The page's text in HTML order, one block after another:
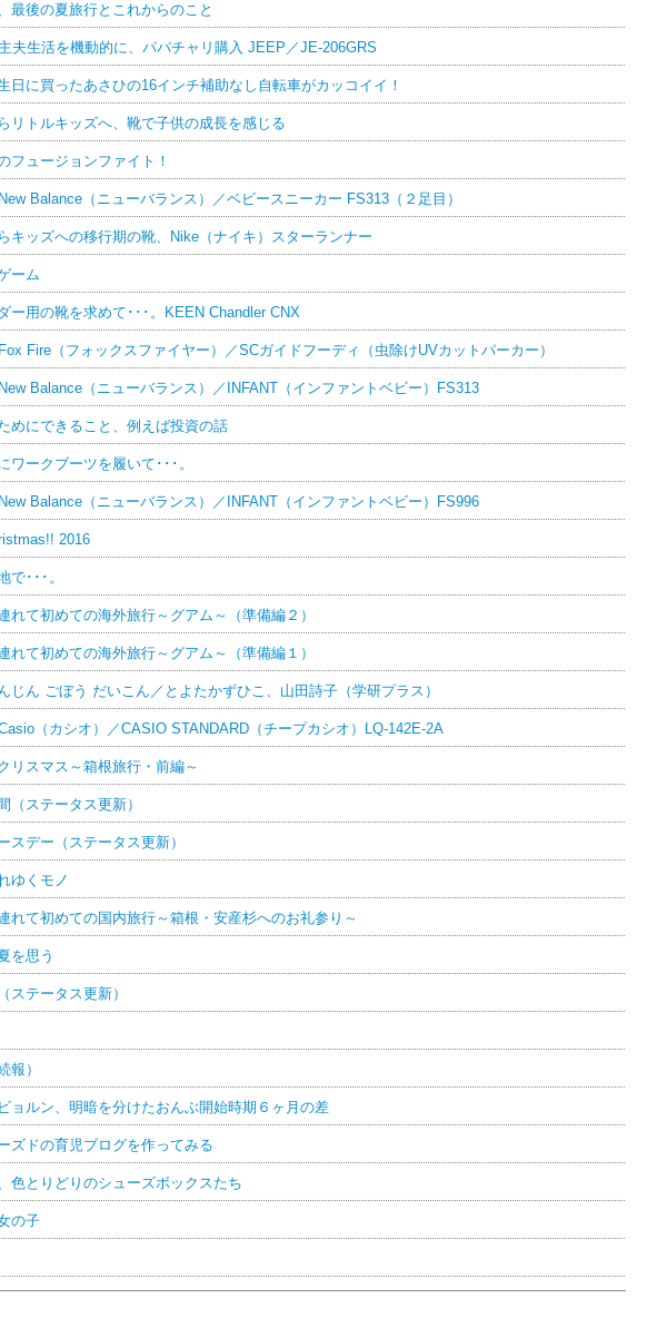
最後の夏旅行とこれからのこと
主夫生活を機動的に、パパチャリ購入 JEEP／JE-206GRS
日に買ったあさひの16インチ補助なし自転車がカッコイイ！
リトルキッズへ、靴で子供の成長を感じる
フュージョンファイト！
New Balance（ニューバランス）／ベビースニーカー FS313（２足目）
キッズへの移行期の靴、Nike（ナイキ）スターランナー
ーム
ー用の靴を求めて･･･。KEEN Chandler CNX
Fox Fire（フォックスファイヤー）／SCガイドフーディ（虫除けUVカットパーカー）
New Balance（ニューバランス）／INFANT（インファントベビー）FS313
めにできること、例えば投資の話
ワークブーツを履いて･･･。
New Balance（ニューバランス）／INFANT（インファントベビー）FS996
2016
で･･･。
れて初めての海外旅行～グアム～（準備編２）
れて初めての海外旅行～グアム～（準備編１）
じん ごぼう だいこん／とよたかずひこ、山田詩子（学研プラス）
Casio（カシオ）／CASIO STANDARD（チープカシオ）LQ-142E-2A
リスマス～箱根旅行・前編～
（ステータス更新）
スデー（ステータス更新）
ゆくモノ
れて初めての国内旅行～箱根・安産杉へのお礼参り～
を思う
ステータス更新）
報）
ョルン、明暗を分けたおんぶ開始時期６ヶ月の差
ズドの育児ブログを作ってみる
色とりどりのシューズボックスたち
の子